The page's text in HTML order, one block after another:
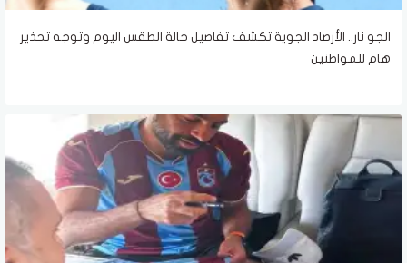
الجو نار.. الأرصاد الجوية تكشف تفاصيل حالة الطقس اليوم وتوجه تحذير
هام للمواطنين